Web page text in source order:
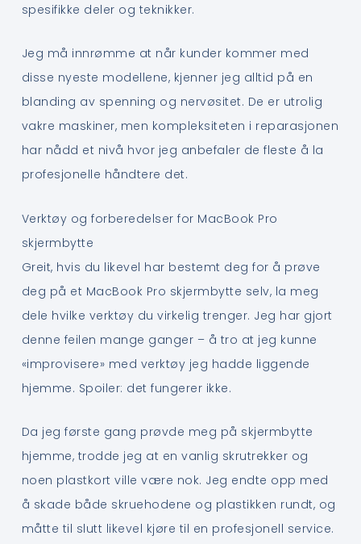
spesifikke deler og teknikker.
Jeg må innrømme at når kunder kommer med
disse nyeste modellene, kjenner jeg alltid på en
blanding av spenning og nervøsitet. De er utrolig
vakre maskiner, men kompleksiteten i reparasjonen
har nådd et nivå hvor jeg anbefaler de fleste å la
profesjonelle håndtere det.
Verktøy og forberedelser for MacBook Pro
skjermbytte
Greit, hvis du likevel har bestemt deg for å prøve
deg på et MacBook Pro skjermbytte selv, la meg
dele hvilke verktøy du virkelig trenger. Jeg har gjort
denne feilen mange ganger – å tro at jeg kunne
«improvisere» med verktøy jeg hadde liggende
hjemme. Spoiler: det fungerer ikke.
Da jeg første gang prøvde meg på skjermbytte
hjemme, trodde jeg at en vanlig skrutrekker og
noen plastkort ville være nok. Jeg endte opp med
å skade både skruehodene og plastikken rundt, og
måtte til slutt likevel kjøre til en profesjonell service.